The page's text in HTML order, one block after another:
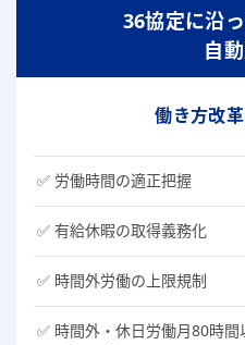
36協定に沿
自
働き方改
労働時間の適正把握
有給休暇の取得義務化
時間外労働の上限規制
時間外・休日労働月80時